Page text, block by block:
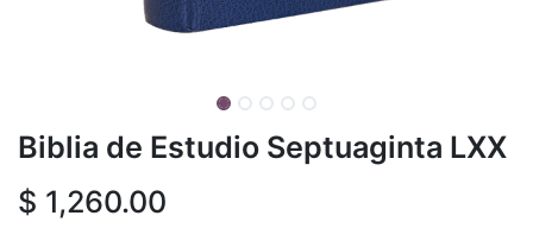
Biblia de Estudio Septuaginta LXX
$ 1,260.00